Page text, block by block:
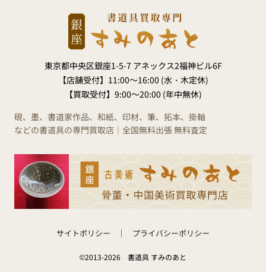
東京都中央区銀座1-5-7 アネックス2福神ビル6F
【店舗受付】 11:00～16:00 (水・木定休)
【買取受付】 9:00～20:00 (年中無休)
硯、墨、書道家作品、和紙、印材、筆、拓本、掛軸
などの書道具の専門買取店｜全国無料出張 無料査定
サイトポリシー プライバシーポリシー
©2013-2026 書道具 すみのあと